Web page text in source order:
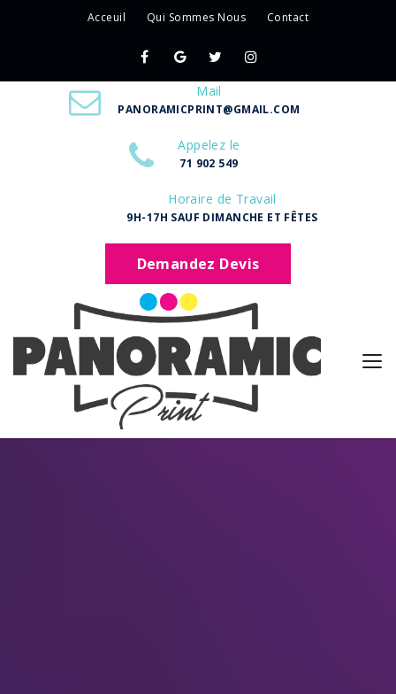
Acceuil Qui Sommes Nous Contact
Mail
PANORAMICPRINT@GMAIL.COM
Appelez le
71 902 549
Horaire de Travail
9H-17H SAUF DIMANCHE ET FÊTES
Demandez Devis